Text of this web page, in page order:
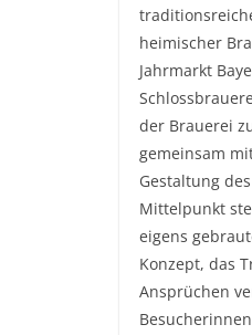
heimischer
Jahrmarkt
der Brauerei
gemeinsam
Gestaltung
Mittelpunkt
eigens
Konzept, das
Ansprüchen